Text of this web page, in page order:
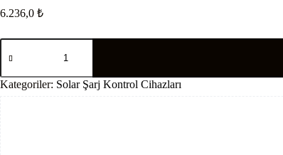
6.236,0 ₺
Mexxsun
80A
MPPT
Solar
Kategoriler: Solar Şarj Kontrol Cihazları